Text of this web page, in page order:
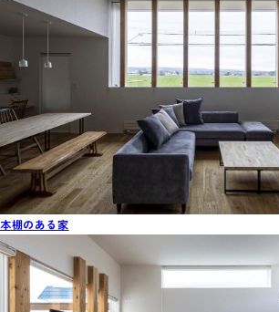
本棚のある家